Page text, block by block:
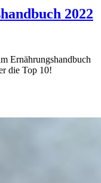
2022
Ernährungshandbuch
die Top 10!